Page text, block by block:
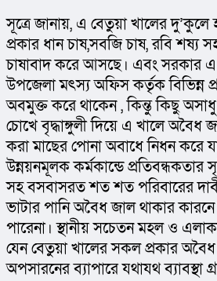
সূত্রে জানায়, এ বেতুয়া খালের দু’কুলে
প্রকার ধান চাষ,সবজি চাষ, রবি শষ্য
চাষাবাদ করে আসছে। এবং সরকার এ
উপজেলা মৎস্য অফিস কর্তৃক বিভিন্ন
অবমুক্ত করে থাকেন , কিন্তু কিছু অসাধু
চোখে বৃদ্ধাঙ্গুলী দিয়ে এ খালে
করা মাছের পোনা অবাধে নিধন করে
উন্নয়নমূলক কর্মকান্ডে
সহ বসবাসরত শত শত পরিবারের
ভাটার পানি অবৈধ জাল থাকার
পারেনা। স্থানীয় সচেতন মহল ও
যেন বেতুয়া খালের সকল প্রকার
অপসারনের ব্যাপারে যথাযথ ব্যাবস্থা